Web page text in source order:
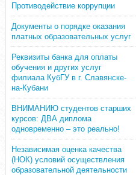
Противодействие коррупции
Документы о порядке оказания
платных образовательных услуг
Реквизиты банка для оплаты
обучения и других услуг
филиала КубГУ в г. Славянске-
на-Кубани
ВНИМАНИЮ студентов старших
курсов: ДВА диплома
одновременно – это реально!
Независимая оценка качества
(НОК) условий осуществления
образовательной деятельности